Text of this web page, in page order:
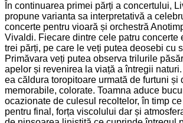
În continuarea primei părți a concertului,
propune varianta sa interpretativă a
concerte pentru vioară și orchestră
Vivaldi. Fiecare dintre cele patru concerte
trei părți, pe care le veți putea deosebi cu
Primăvara veți putea observa trilurile
apelor și revenirea la viață a întregii
ea căldura toropitoare urmată de furtuni și
memorabile, colorate. Toamna aduce
ocazionate de culesul recoltelor, în timp
pentru final, forța viscolului dar și